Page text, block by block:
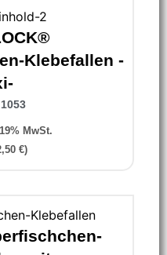
Klebefallen -
MwSt.
€)